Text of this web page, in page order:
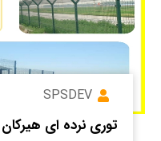
SPSDEV
توری نرده ای هیرکان